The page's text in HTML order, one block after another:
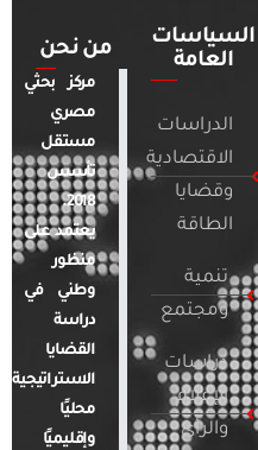
السياسات
العامة
الدراسات
الاقتصادية
وقضايا
الطاقة
تنمية
ومجتمع
دراسات
الإعلام
والرأي
من نحن
مركز بحثي
مصري
مستقل
تأسس
2018.
يعتمد على
منظور
وطني في
دراسة
القضايا
الاستراتيجية
محليًا
وإقليميًا